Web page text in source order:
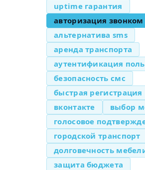
uptime гарантия
авторизация звонком
альтернатива sms
аренда транспорта
аутентификация
безопасность смс
быстрая регистрация
вконтакте
выбор
голосовое
городской транспорт
долговечность
защита бюджета